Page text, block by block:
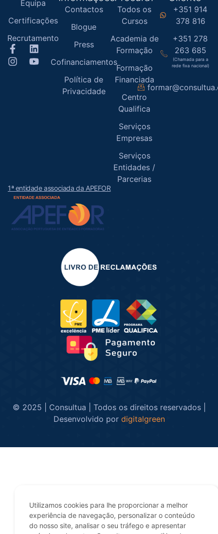
Equipa
Certificações
Recrutamento
Contactos
Blogue
Press
Cofinanciamentos
Política de
Privacidade
Todos os
Cursos
Academia de
Formação
Formação
Financiada
Centro
Qualifica
Serviços
Empresas
Serviços
Entidades /
Parcerias
+351 914
378 816
+351 278
263 685
(Chamada para a
rede fixa nacional)
1ª entidade associada da APEFOR
© 2025 | Consultua | Todos os direitos reservados |
Desenvolvido por digitalgreen
Utilizamos cookies para lhe proporcionar a melhor
experiência de navegação, personalizar o conteúdo
do nosso site, analisar o seu tráfego e apresentar